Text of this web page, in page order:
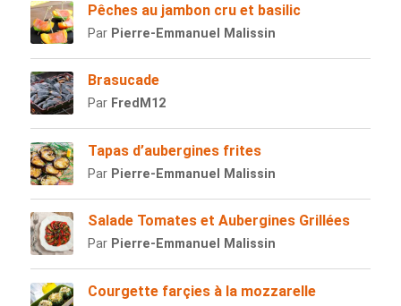
Pêches au jambon cru et basilic
Par Pierre-Emmanuel Malissin
Brasucade
Par FredM12
Tapas d’aubergines frites
Par Pierre-Emmanuel Malissin
Salade Tomates et Aubergines Grillées
Par Pierre-Emmanuel Malissin
Courgette farçies à la mozzarelle